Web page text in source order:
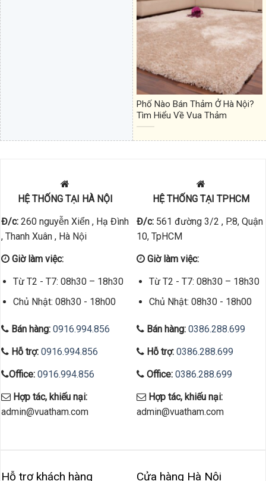
Phố Nào Bán Thảm Ở Hà Nội?
Tìm Hiểu Về Vua Thảm
HỆ THỐNG TẠI HÀ NỘI
Đ/c:260 nguyễn Xiển , Hạ Đình
, Thanh Xuân , Hà Nội
Giờ làm việc:
Từ T2 - T7: 08h30 – 18h30
Chủ Nhật: 08h30 - 18h00
Bán hàng: 0916.994.856
Hỗ trợ: 0916.994.856
Office: 0916.994.856
Hợp tác, khiếu nại:
admin@vuatham.com
HỆ THỐNG TẠI TPHCM
Đ/c:561 đường 3/2 , P.8, Quận
10, TpHCM
Giờ làm việc:
Từ T2 - T7: 08h30 – 18h30
Chủ Nhật: 08h30 - 18h00
Bán hàng: 0386.288.699
Hỗ trợ: 0386.288.699
Office: 0386.288.699
Hợp tác, khiếu nại:
admin@vuatham.com
Hỗ trợ khách hàng Cửa hàng Hà Nội